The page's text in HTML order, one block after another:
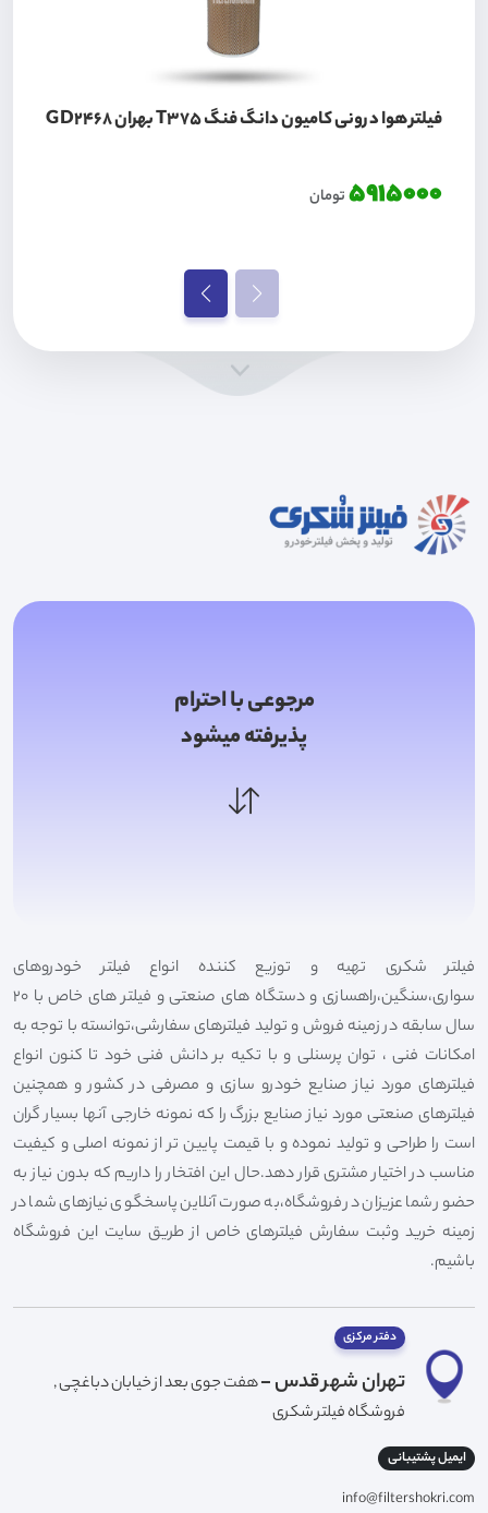
فیلتر هوا درونی کامیون دانگ فنگ T375 بهران GD2468
5915000تومان
مرجوعی با احترام
پذیرفته میشود
فیلتر شکری تهیه و توزیع کننده انواع فیلتر خودروهای
سواری،سنگین،راهسازی و دستگاه های صنعتی و فیلتر های خاص با 20
سال سابقه در زمینه فروش و تولید فیلترهای سفارشی،توانسته با توجه به
امکانات فنی ، توان پرسنلی و با تکیه بر دانش فنی خود تا کنون انواع
فیلترهای مورد نیاز صنایع خودرو سازی و مصرفی در کشور و همچنین
فیلترهای صنعتی مورد نیاز صنایع بزرگ را که نمونه خارجی آنها بسیار گران
است را طراحی و تولید نموده و با قیمت پایین تر از نمونه اصلی و کیفیت
مناسب در اختیار مشتری قرار دهد.حال این افتخار را داریم که بدون نیاز به
حضور شما عزیزان در فروشگاه،به صورت آنلاین پاسخگوی نیازهای شما در
زمینه خرید وثبت سفارش فیلترهای خاص از طریق سایت این فروشگاه
باشیم.
دفتر مرکزی
تهران شهر قدس -هفت جوی بعد از خیابان دباغچی ,
فروشگاه فیلتر شکری
ایمیل پشتیبانی
info@filtershokri.com